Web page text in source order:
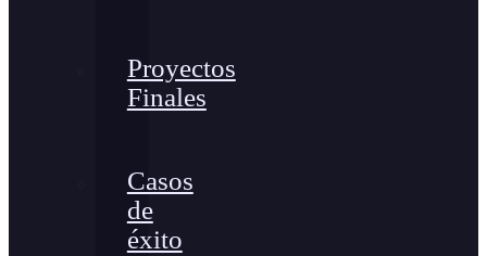
Proyectos
Finales
Casos
de
éxito